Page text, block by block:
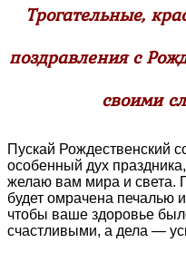
Трогательные,
поздравления с
своими
Пускай Рождественский
особенный дух
желаю вам мира и света.
будет омрачена
чтобы ваше здоровье
счастливыми, а дела ―